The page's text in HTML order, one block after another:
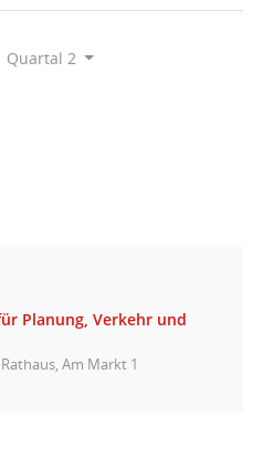
Quartal 2
Planung, Verkehr und
Am Markt 1